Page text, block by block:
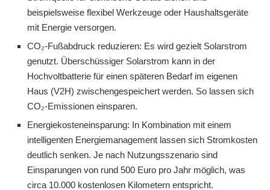
beispielsweise flexibel Werkzeuge oder Haushaltsgeräte
mit Energie versorgen.
CO₂-Fußabdruck reduzieren: Es wird gezielt Solarstrom
genutzt. Überschüssiger Solarstrom kann in der
Hochvoltbatterie für einen späteren Bedarf im eigenen
Haus (V2H) zwischengespeichert werden. So lassen sich
CO₂-Emissionen einsparen.
Energiekosteneinsparung: In Kombination mit einem
intelligenten Energiemanagement lassen sich Stromkosten
deutlich senken. Je nach Nutzungsszenario sind
Einsparungen von rund 500 Euro pro Jahr möglich, was
circa 10.000 kostenlosen Kilometern entspricht.